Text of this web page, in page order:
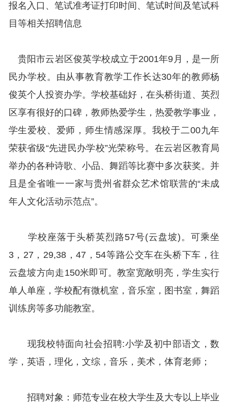
报名入口、笔试准考证打印时间、笔试时间及笔试科
目等相关招聘信息
贵阳市云岩区俊英学校成立于2001年9月，是一所
民办学校。由从事教育教学工作长达30年的教师杨
俊英个人投资办学。学校基础好，在头桥街道、英烈
区享有很好的口碑，教师热爱学生，热爱教学事业，
学生爱校、爱师，师生情感深厚。我校于二00九年
荣获省级“先进民办学校”光荣称号。在云岩区教育局
举办的各种诗歌、小品、舞蹈等比赛中多次获奖。并
且是全省唯一一家与贵州省群众艺术馆联营的“未成
年人文化活动示范点”。
学校座落于头桥英烈路57号(云盘坡)。可乘坐
3，27，29,38，47，54等路公交车在头桥下车，往
云盘坡方向走150米即可。教室宽敞明亮，学生实行
单人单座，学校配有微机室，音乐室，图书室，舞蹈
训练房等多功能教室。
现我校特面向社会招聘:小学及初中部语文，数
学，英语，理化，文综，音乐，美术，体育老师；
招聘对象：师范专业在校大学生及大专以上毕业